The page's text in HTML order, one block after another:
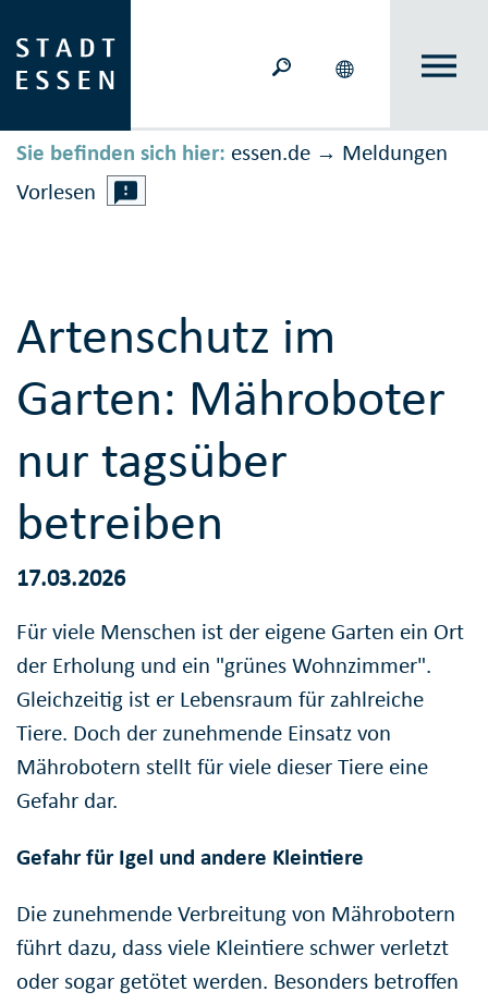
Sie befinden sich hier: essen.de → Meldungen
Vorlesen
Artenschutz im
Garten: Mähroboter
nur tagsüber
betreiben
17.03.2026
Für viele Menschen ist der eigene Garten ein Ort
der Erholung und ein "grünes Wohnzimmer".
Gleichzeitig ist er Lebensraum für zahlreiche
Tiere. Doch der zunehmende Einsatz von
Mährobotern stellt für viele dieser Tiere eine
Gefahr dar.
Gefahr für Igel und andere Kleintiere
Die zunehmende Verbreitung von Mährobotern
führt dazu, dass viele Kleintiere schwer verletzt
oder sogar getötet werden. Besonders betroffen